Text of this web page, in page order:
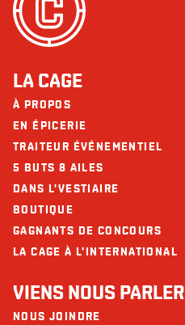
LA CAGE
À PROPOS
EN ÉPICERIE
TRAITEUR ÉVÉNEMENTIEL
5 BUTS 8 AILES
DANS L'VESTIAIRE
BOUTIQUE
GAGNANTS DE CONCOURS
LA CAGE À L'INTERNATIONAL
VIENS NOUS PARLER
NOUS JOINDRE